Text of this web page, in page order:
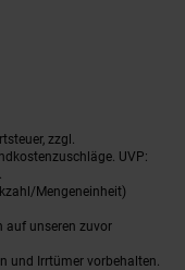
zzgl.
UVP:
Mengeneinheit)
auf unseren zuvor
und Irrtümer vorbehalten.